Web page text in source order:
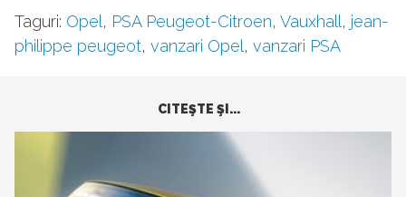
Taguri: Opel, PSA Peugeot-Citroen, Vauxhall, jean-
philippe peugeot, vanzari Opel, vanzari PSA
CITEŞTE ŞI...